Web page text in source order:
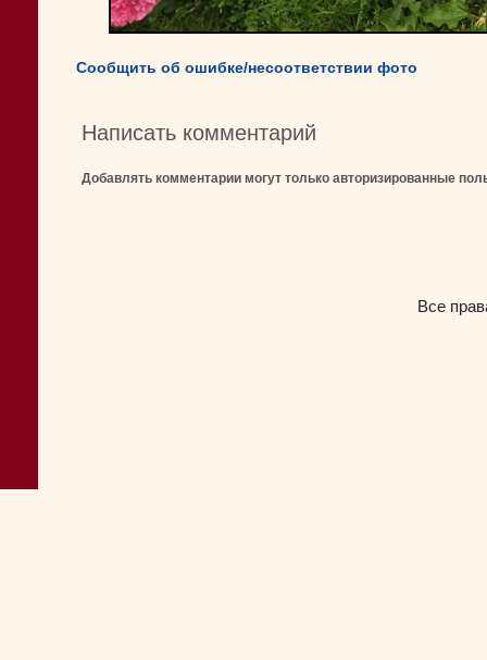
Сообщить об ошибке/несоответствии фото
Написать комментарий
Добавлять комментарии могут только авторизированные
Все